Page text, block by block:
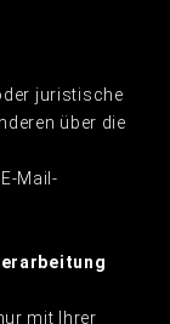
juristische
über die
Mail-
mit Ihrer